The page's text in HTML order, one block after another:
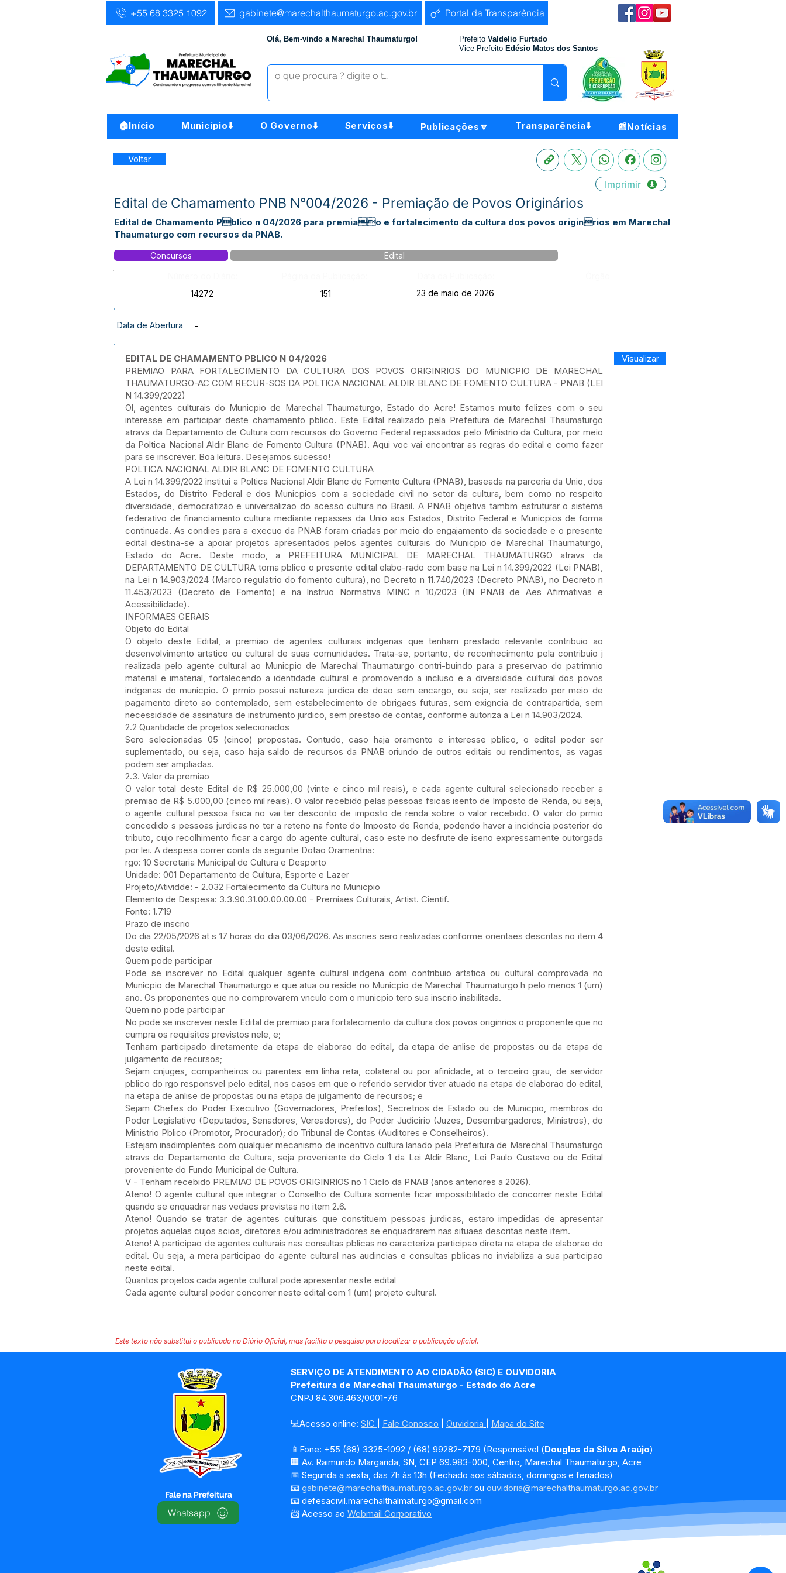
+55 68 3325 1092 gabinete@marechalthaumaturgo.ac.gov.br Portal da Transparência
Olá, Bem-vindo a Marechal Thaumaturgo! Prefeito Valdelio Furtado
Vice-Prefeito Edésio Matos dos Santos
🏠Início Município⬇️ O Governo⬇️ Serviços⬇️ Publicações🔽 Transparência⬇️ 📰Notícias
Voltar
Imprimir
Edital de Chamamento PNB N°004/2026 - Premiação de Povos Originários
Edital de Chamamento Pblico n 04/2026 para premiao e fortalecimento da cultura dos povos originrios em Marechal
Thaumaturgo com recursos da PNAB.
Concursos Edital
14272
151 23 de maio de 2026
Data de Abertura -
EDITAL DE CHAMAMENTO PBLICO N 04/2026
PREMIAO PARA FORTALECIMENTO DA CULTURA DOS POVOS ORIGINRIOS DO MUNICPIO DE MARECHAL
THAUMATURGO-AC COM RECUR-SOS DA POLTICA NACIONAL ALDIR BLANC DE FOMENTO CULTURA - PNAB (LEI
N 14.399/2022)
Ol, agentes culturais do Municpio de Marechal Thaumaturgo, Estado do Acre! Estamos muito felizes com o seu
interesse em participar deste chamamento pblico. Este Edital realizado pela Prefeitura de Marechal Thaumaturgo
atravs da Departamento de Cultura com recursos do Governo Federal repassados pelo Ministrio da Cultura, por meio
da Poltica Nacional Aldir Blanc de Fomento Cultura (PNAB). Aqui voc vai encontrar as regras do edital e como fazer
para se inscrever. Boa leitura. Desejamos sucesso!
POLTICA NACIONAL ALDIR BLANC DE FOMENTO CULTURA
A Lei n 14.399/2022 institui a Poltica Nacional Aldir Blanc de Fomento Cultura (PNAB), baseada na parceria da Unio, dos
Estados, do Distrito Federal e dos Municpios com a sociedade civil no setor da cultura, bem como no respeito
diversidade, democratizao e universalizao do acesso cultura no Brasil. A PNAB objetiva tambm estruturar o sistema
federativo de financiamento cultura mediante repasses da Unio aos Estados, Distrito Federal e Municpios de forma
continuada. As condies para a execuo da PNAB foram criadas por meio do engajamento da sociedade e o presente
edital destina-se a apoiar projetos apresentados pelos agentes culturais do Municpio de Marechal Thaumaturgo,
Estado do Acre. Deste modo, a PREFEITURA MUNICIPAL DE MARECHAL THAUMATURGO atravs da
DEPARTAMENTO DE CULTURA torna pblico o presente edital elabo-rado com base na Lei n 14.399/2022 (Lei PNAB),
na Lei n 14.903/2024 (Marco regulatrio do fomento cultura), no Decreto n 11.740/2023 (Decreto PNAB), no Decreto n
11.453/2023 (Decreto de Fomento) e na Instruo Normativa MINC n 10/2023 (IN PNAB de Aes Afirmativas e
Acessibilidade).
INFORMAES GERAIS
Objeto do Edital
O objeto deste Edital, a premiao de agentes culturais indgenas que tenham prestado relevante contribuio ao
desenvolvimento artstico ou cultural de suas comunidades. Trata-se, portanto, de reconhecimento pela contribuio j
realizada pelo agente cultural ao Municpio de Marechal Thaumaturgo contri-buindo para a preservao do patrimnio
material e imaterial, fortalecendo a identidade cultural e promovendo a incluso e a diversidade cultural dos povos
indgenas do municpio. O prmio possui natureza jurdica de doao sem encargo, ou seja, ser realizado por meio de
pagamento direto ao contemplado, sem estabelecimento de obrigaes futuras, sem exigncia de contrapartida, sem
necessidade de assinatura de instrumento jurdico, sem prestao de contas, conforme autoriza a Lei n 14.903/2024.
2.2 Quantidade de projetos selecionados
Sero selecionadas 05 (cinco) propostas. Contudo, caso haja oramento e interesse pblico, o edital poder ser
suplementado, ou seja, caso haja saldo de recursos da PNAB oriundo de outros editais ou rendimentos, as vagas
podem ser ampliadas.
2.3. Valor da premiao
O valor total deste Edital de R$ 25.000,00 (vinte e cinco mil reais), e cada agente cultural selecionado receber a
premiao de R$ 5.000,00 (cinco mil reais). O valor recebido pelas pessoas fsicas isento de Imposto de Renda, ou seja,
o agente cultural pessoa fsica no vai ter desconto de imposto de renda sobre o valor recebido. O valor do prmio
concedido s pessoas jurdicas no ter a reteno na fonte do Imposto de Renda, podendo haver a incidncia posterior do
tributo, cujo recolhimento ficar a cargo do agente cultural, caso este no desfrute de iseno expressamente outorgada
por lei. A despesa correr conta da seguinte Dotao Oramentria:
rgo: 10 Secretaria Municipal de Cultura e Desporto
Unidade: 001 Departamento de Cultura, Esporte e Lazer
Projeto/Atividde: - 2.032 Fortalecimento da Cultura no Municpio
Elemento de Despesa: 3.3.90.31.00.00.00.00 - Premiaes Culturais, Artist. Cientif.
Fonte: 1.719
Prazo de inscrio
Do dia 22/05/2026 at s 17 horas do dia 03/06/2026. As inscries sero realizadas conforme orientaes descritas no item 4
deste edital.
Quem pode participar
Pode se inscrever no Edital qualquer agente cultural indgena com contribuio artstica ou cultural comprovada no
Municpio de Marechal Thaumaturgo e que atua ou reside no Municpio de Marechal Thaumaturgo h pelo menos 1 (um)
ano. Os proponentes que no comprovarem vnculo com o municpio tero sua inscrio inabilitada.
Quem no pode participar
No pode se inscrever neste Edital de premiao para fortalecimento da cultura dos povos originrios o proponente que no
cumpra os requisitos previstos nele, e;
Tenham participado diretamente da etapa de elaborao do edital, da etapa de anlise de propostas ou da etapa de
julgamento de recursos;
Sejam cnjuges, companheiros ou parentes em linha reta, colateral ou por afinidade, at o terceiro grau, de servidor
pblico do rgo responsvel pelo edital, nos casos em que o referido servidor tiver atuado na etapa de elaborao do edital,
na etapa de anlise de propostas ou na etapa de julgamento de recursos; e
Sejam Chefes do Poder Executivo (Governadores, Prefeitos), Secretrios de Estado ou de Municpio, membros do
Poder Legislativo (Deputados, Senadores, Vereadores), do Poder Judicirio (Juzes, Desembargadores, Ministros), do
Ministrio Pblico (Promotor, Procurador); do Tribunal de Contas (Auditores e Conselheiros).
Estejam inadimplentes com qualquer mecanismo de incentivo cultura lanado pela Prefeitura de Marechal Thaumaturgo
atravs do Departamento de Cultura, seja proveniente do Ciclo 1 da Lei Aldir Blanc, Lei Paulo Gustavo ou de Edital
proveniente do Fundo Municipal de Cultura.
V - Tenham recebido PREMIAO DE POVOS ORIGINRIOS no 1 Ciclo da PNAB (anos anteriores a 2026).
Ateno! O agente cultural que integrar o Conselho de Cultura somente ficar impossibilitado de concorrer neste Edital
quando se enquadrar nas vedaes previstas no item 2.6.
Ateno! Quando se tratar de agentes culturais que constituem pessoas jurdicas, estaro impedidas de apresentar
projetos aquelas cujos scios, diretores e/ou administradores se enquadrarem nas situaes descritas neste item.
Ateno! A participao de agentes culturais nas consultas pblicas no caracteriza participao direta na etapa de elaborao do
edital. Ou seja, a mera participao do agente cultural nas audincias e consultas pblicas no inviabiliza a sua participao
neste edital.
Quantos projetos cada agente cultural pode apresentar neste edital
Cada agente cultural poder concorrer neste edital com 1 (um) projeto cultural.
Visualizar
Este texto não substitui o publicado no Diário Oficial, mas facilita a pesquisa para localizar a publicação oficial.
Fale na Prefeitura
Whatsapp
SERVIÇO DE ATENDIMENTO AO CIDADÃO (SIC) E OUVIDORIA
Prefeitura de Marechal Thaumaturgo - Estado do Acre
CNPJ 84.306.463/0001-76
💻Acesso online: SIC Fale Conosco Ouvidoria Mapa do Site
📱Fone: +55 (68) 3325-1092 / (68) 99282-7179 (Responsável (Douglas da Silva Araújo)
🏢 Av. Raimundo Margarida, SN, CEP 69.983-000, Centro, Marechal Thaumaturgo, Acre
📅 Segunda a sexta, das 7h às 13h (Fechado aos sábados, domingos e feriados)
📧 gabinete@marechalthaumaturgo.ac.gov.br ou ouvidoria@marechalthaumaturgo.ac.gov.br
📧 defesacivil.marechalthalmaturgo@gmail.com
📨 Acesso ao Webmail Corporativo